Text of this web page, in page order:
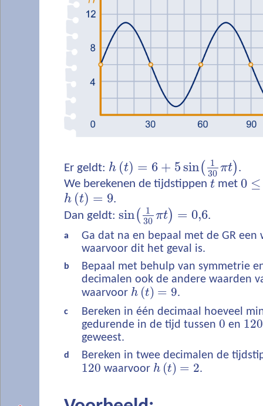
Er geldt: h (t) = 6 + 5sin(
1
30 πt).
We berekenen de tijdstippen t met 0 ≤
h (t) = 9.
Dan geldt: sin(
1
30 πt) = 0,6.
a
Ga dat na en bepaal met de GR
waarvoor dit het geval is.
b
Bepaal met behulp van symmetrie
decimalen ook de andere waarden
waarvoor h (t) = 9.
c
Bereken in één decimaal hoeveel
gedurende in de tijd tussen 0 en 120
geweest.
d Bereken in twee decimalen de
120 waarvoor h (t) = 2.